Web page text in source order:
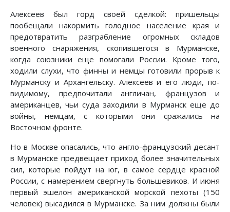
Алексеев был горд своей сделкой: пришельцы
пообещали накормить голодное население края и
предотвратить разграбление огромных складов
военного снаряжения, скопившегося в Мурманске,
когда союзники еще помогали России. Кроме того,
ходили слухи, что финны и немцы готовили прорыв к
Мурманску и Архангельску. Алексеев и его люди, по-
видимому, предпочитали англичан, французов и
американцев, чьи суда заходили в Мурманск еще до
войны, немцам, с которыми они сражались на
Восточном фронте.
Но в Москве опасались, что англо-французский десант
в Мурманске предвещает приход более значительных
сил, которые пойдут на юг, в самое сердце красной
России, с намерением свергнуть большевиков. И июня
первый эшелон американской морской пехоты (150
человек) высадился в Мурманске. За ним должны были